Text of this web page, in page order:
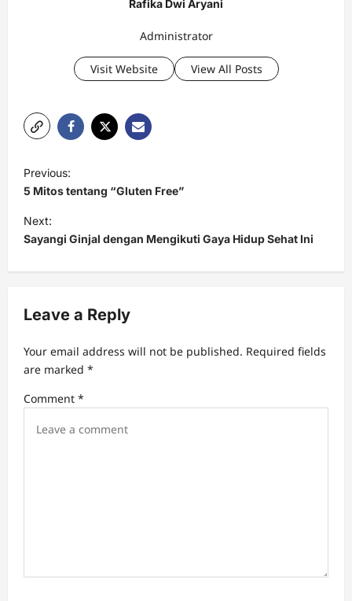
Rafika Dwi Aryani
Administrator
Visit Website View All Posts
o
s
t
v
g
t
Previous:
5 Mitos tentang “Gluten Free”
Next:
Sayangi Ginjal dengan Mengikuti Gaya Hidup Sehat Ini
Leave a Reply
Your email address will not be published. Required fields
are marked *
Comment *